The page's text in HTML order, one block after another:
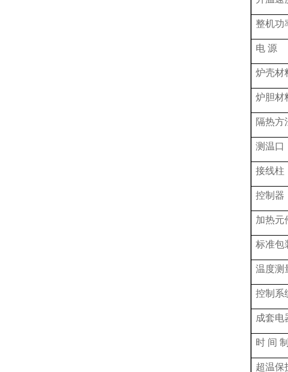
整机功
电 源
炉壳材
炉胆材
隔热方
测温口
接线柱
控制器
加热元
标准包
温度测
控制系
成套电
时 间 制
超温保